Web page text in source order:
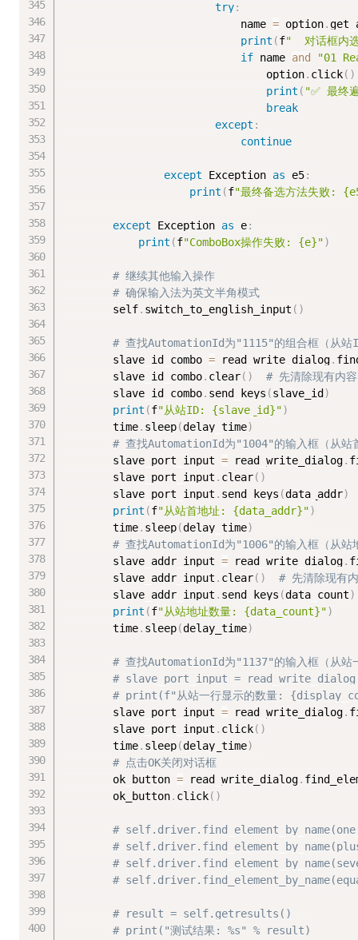
try:
                            name
= option.
print (f"  对话框内
if name and
"01
                                option
. click( )
print ( "✅ 最终
break
except :
continue
except Exception as e5:
print (f"最终备选方法失败:
except Exception as e:
print (f"ComboBox操作失败: {e}")
# 继续其他输入操作
# 确保输入法为英文半角模式
        self
. switch_to_english_input ( )
# 查找AutomationId为"1115"的组合框（从站
        slave_id_combo
= read_write_dialog.
        slave_id_combo
. clear( )
# 先清除现有内容
        slave_id_combo
. send_keys (slave_id )
print (f"从站ID: {slave_id}")
        time
. sleep(delay_time)
# 查找AutomationId为"1004"的输入框（从站
        slave_port_input
= read_write_dialog.
        slave_port_input
. clear( )
        slave_port_input
. send_keys (data_addr)
print (f"从站首地址: {data_addr}")
        time
. sleep(delay_time)
# 查找AutomationId为"1006"的输入框（从站
        slave_addr_input
= read_write_dialog.
        slave_addr_input
. clear( )
# 先清除现有
        slave_addr_input
. send_keys (data_count)
print (f"从站地址数量: {data_count}")
        time
. sleep(delay_time)
# 查找AutomationId为"1137"的输入框（从站
# slave_port_input =
# print(f"从站一行显示的数量:
        slave_port_input
= read_write_dialog.
        slave_port_input
. click( )
        time
. sleep(delay_time)
# 点击OK关闭对话框
        ok_button
= read_write_dialog.
        ok_button
. click( )
#
#
#
#
# result = self.getresults()
# print("测试结果: %s" % result)